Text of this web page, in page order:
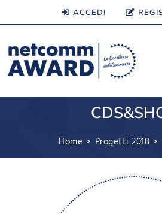
ACCEDI
Home > Progetti 2018 >